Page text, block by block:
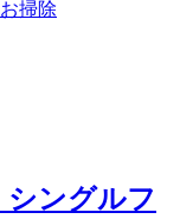
掃除
シングルフ